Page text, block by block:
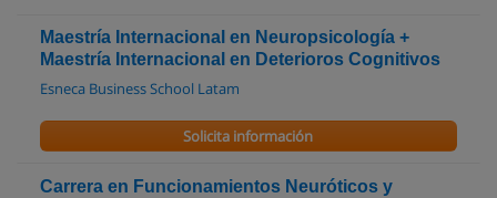
Maestría Internacional en Neuropsicología +
Maestría Internacional en Deterioros Cognitivos
Esneca Business School Latam
Solicita información
Carrera en Funcionamientos Neuróticos y